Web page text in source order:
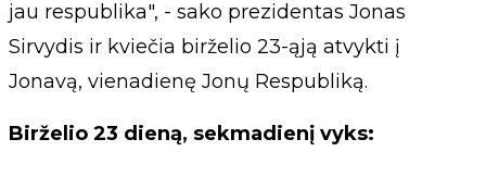
jau respublika", - sako prezidentas Jonas
Sirvydis ir kviečia birželio 23-ąją atvykti į
Jonavą, vienadienę Jonų Respubliką.
Birželio 23 dieną, sekmadienį vyks: